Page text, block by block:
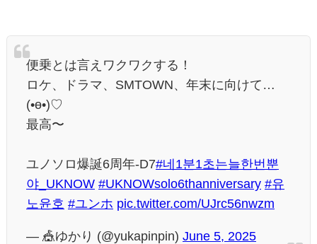
便乗とは言えワクワクする！
ロケ、ドラマ、SMTOWN、年末に向けて…
(•ө•)♡
最高〜
ユノソロ爆誕6周年-D7#네1분1초는늘한번뿐
야_UKNOW #UKNOWsolo6thanniversary #유
노윤호 #ユンホ pic.twitter.com/UJrc56nwzm
— 🎪ゆかり (@yukapinpin) June 5, 2025